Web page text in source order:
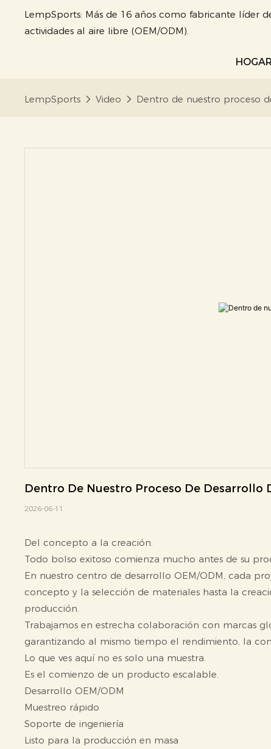
LempSports: Más de 16 años como fabricante líder
actividades al aire libre (OEM/ODM).
HOGAR
LempSports Video Dentro de nuestro proceso
Dentro De Nuestro Proceso De Desarrollo
2026-06-11
Del concepto a la creación.
Todo bolso exitoso comienza mucho antes de su
En nuestro centro de desarrollo OEM/ODM, cada
concepto y la selección de materiales hasta la
producción.
Trabajamos en estrecha colaboración con marcas
garantizando al mismo tiempo el rendimiento, la
Lo que ves aquí no es solo una muestra.
Es el comienzo de un producto escalable.
Desarrollo OEM/ODM
Muestreo rápido
Soporte de ingeniería
Listo para la producción en masa